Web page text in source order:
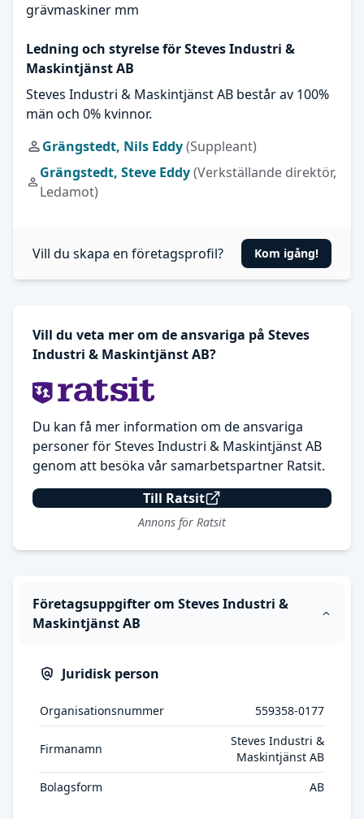
grävmaskiner mm
Ledning och styrelse för Steves Industri &
Maskintjänst AB
Steves Industri & Maskintjänst AB består av 100%
män och 0% kvinnor.
Grängstedt, Nils Eddy(Suppleant)
Grängstedt, Steve Eddy(Verkställande direktör,
Ledamot)
Vill du skapa en företagsprofil? Kom igång!
Vill du veta mer om de ansvariga på Steves
Industri & Maskintjänst AB?
Du kan få mer information om de ansvariga
personer för Steves Industri & Maskintjänst AB
genom att besöka vår samarbetspartner Ratsit.
Till Ratsit
Annons för Ratsit
Företagsuppgifter om Steves Industri &
Maskintjänst AB
Juridisk person
Organisationsnummer 559358-0177
Firmanamn
Steves Industri &
Maskintjänst AB
Bolagsform
AB